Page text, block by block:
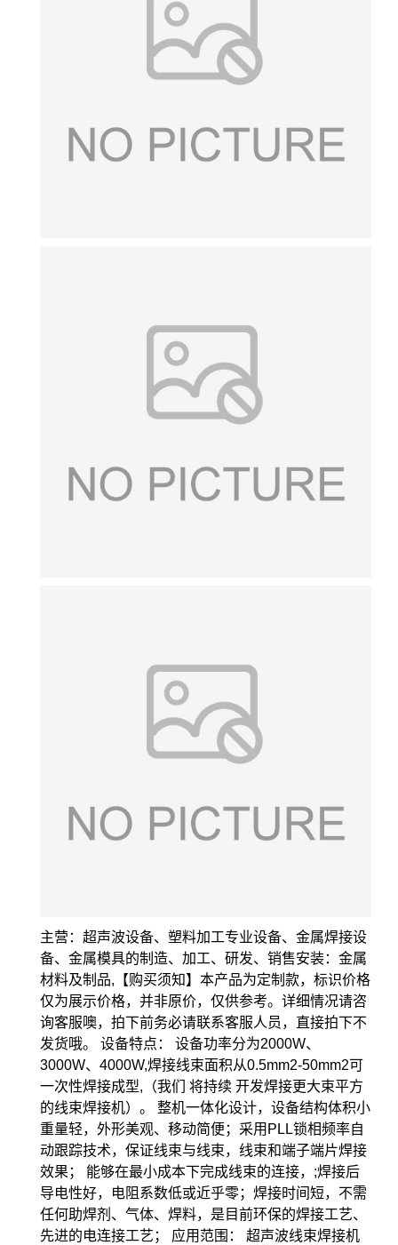
主营：超声波设备、塑料加工专业设备、金属焊接设
备、金属模具的制造、加工、研发、销售安装：金属
材料及制品,【购买须知】本产品为定制款，标识价格
仅为展示价格，并非原价，仅供参考。详细情况请咨
询客服噢，拍下前务必请联系客服人员，直接拍下不
发货哦。 设备特点： 设备功率分为2000W、
3000W、4000W,焊接线束面积从0.5mm2-50mm2可
一次性焊接成型,（我们 将持续 开发焊接更大束平方
的线束焊接机）。 整机一体化设计，设备结构体积小
重量轻，外形美观、移动简便；采用PLL锁相频率自
动跟踪技术，保证线束与线束，线束和端子端片焊接
效果； 能够在最小成本下完成线束的连接，;焊接后
导电性好，电阻系数低或近乎零；焊接时间短，不需
任何助焊剂、气体、焊料，是目前环保的焊接工艺、
先进的电连接工艺； 应用范围： 超声波线束焊接机